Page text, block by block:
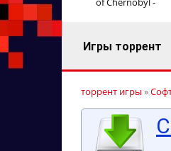
Игры торрент
торрент игры »